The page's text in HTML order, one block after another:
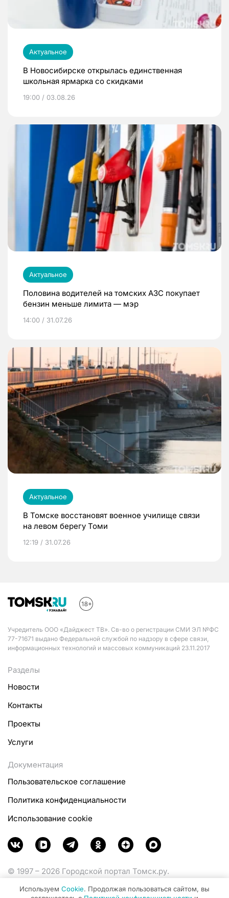
Актуальное
В Новосибирске открылась единственная
школьная ярмарка со скидками
19:00 / 03.08.26
Актуальное
Половина водителей на томских АЗС покупает
бензин меньше лимита — мэр
14:00 / 31.07.26
Актуальное
В Томске восстановят военное училище связи
на левом берегу Томи
12:19 / 31.07.26
Учредитель ООО «Дайджест ТВ». Св-во о регистрации СМИ ЭЛ №ФС
77-71671 выдано Федеральной службой по надзору в сфере связи,
информационных технологий и массовых коммуникаций 23.11.2017
Разделы
Новости
Контакты
Проекты
Услуги
Документация
Пользовательское соглашение
Политика конфиденциальности
Использование cookie
© 1997 – 2026 Городской портал Томск.ру.
Министерства цифрового развития, связи и массовых
Используем Cookie. Продолжая пользоваться сайтом, вы